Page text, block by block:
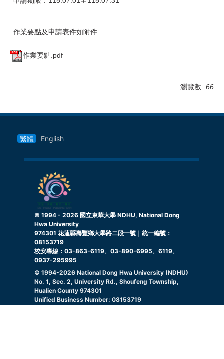
作業要點及申請表件如附件
作業要點.pdf
瀏覽數: 66
繁體 English
© 1994 - 2026 國立東華大學 NDHU, National Dong
Hwa University
974301 花蓮縣壽豐鄉大學路二段一號｜統一編號：
08153719
校安專線：03-863-6119、03-890-6995、6119、
0937-295995
© 1994-2026 National Dong Hwa University (NDHU)
No. 1, Sec. 2, University Rd., Shoufeng Township,
Hualien County 974301
Unified Business Number: 08153719